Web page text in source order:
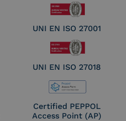
UNI EN ISO 27001
UNI EN ISO 27018
Certified PEPPOL
Access Point (AP)